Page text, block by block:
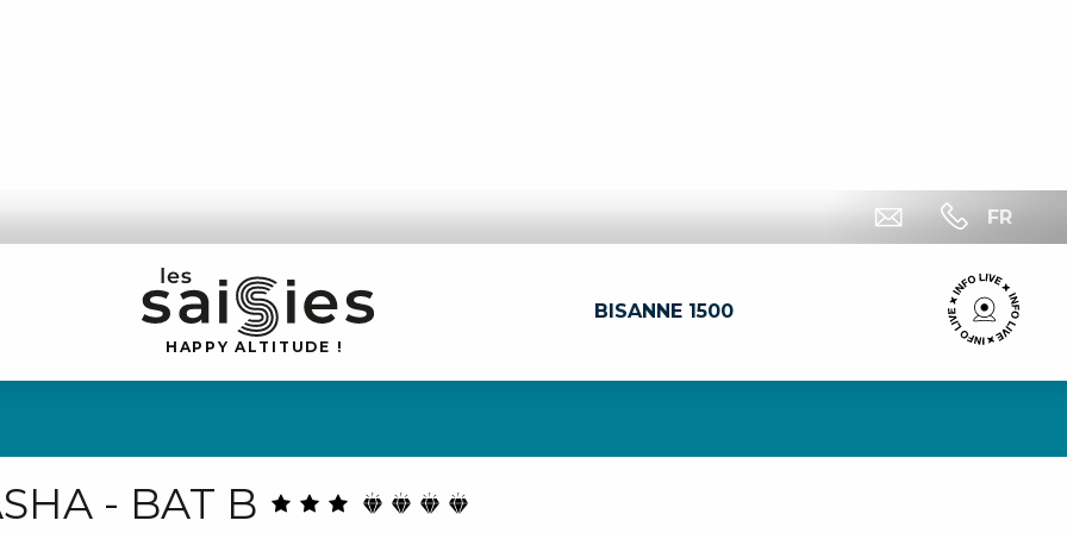
FR
HAP PY ALTI T UDE !
BISANNE 1500
- BAT B